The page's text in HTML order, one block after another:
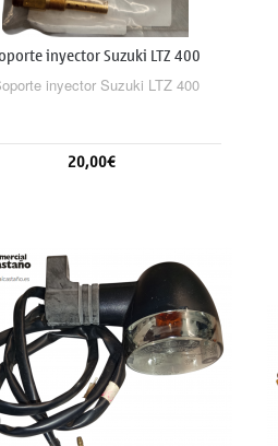
inyector Suzuki LTZ 400
inyector Suzuki LTZ 400
20,00€